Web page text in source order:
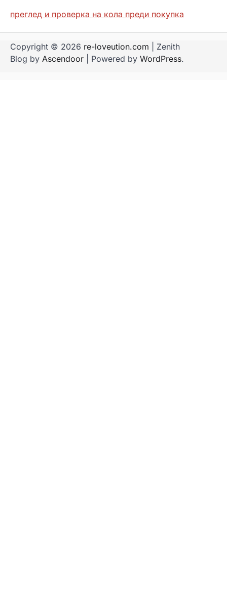
преглед и проверка на кола преди покупка
Copyright © 2026 re-loveution.com | Zenith
Blog by Ascendoor | Powered by WordPress.